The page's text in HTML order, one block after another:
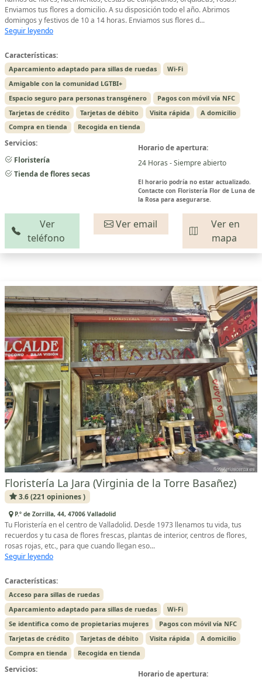
Enviamos tus flores a domicilio. A su disposición todo el año. Abrimos
domingos y festivos de 10 a 14 horas. Enviamos sus flores d...
Seguir leyendo
Características:
Aparcamiento adaptado para sillas de ruedas
Wi-Fi
Amigable con la comunidad LGTBI+
Espacio seguro para personas transgénero
Pagos con móvil vía NFC
Tarjetas de crédito
Tarjetas de débito Visita rápida
A domicilio
Compra en tienda
Recogida en tienda
Servicios:
Floristería
Tienda de flores secas
Horario de apertura:
24 Horas - Siempre abierto
El horario podría no estar actualizado.
Contacte con Floristería Flor de Luna de
la Rosa para asegurarse.
Ver
teléfono
Ver email
Ver en
mapa
Floristería La Jara (Virginia de la Torre Basañez)
3.6 (221 opiniones )
P.º de Zorrilla, 44, 47006 Valladolid
Tu Floristería en el centro de Valladolid. Desde 1973 llenamos tu vida, tus
recuerdos y tu casa de flores frescas, plantas de interior, centros de flores,
rosas rojas, etc., para que cuando llegan eso...
Seguir leyendo
Características:
Acceso para sillas de ruedas
Aparcamiento adaptado para sillas de ruedas
Wi-Fi
Se identifica como de propietarias mujeres
Pagos con móvil vía NFC
Tarjetas de crédito
Tarjetas de débito Visita rápida
A domicilio
Compra en tienda
Recogida en tienda
Servicios:
Horario de apertura: